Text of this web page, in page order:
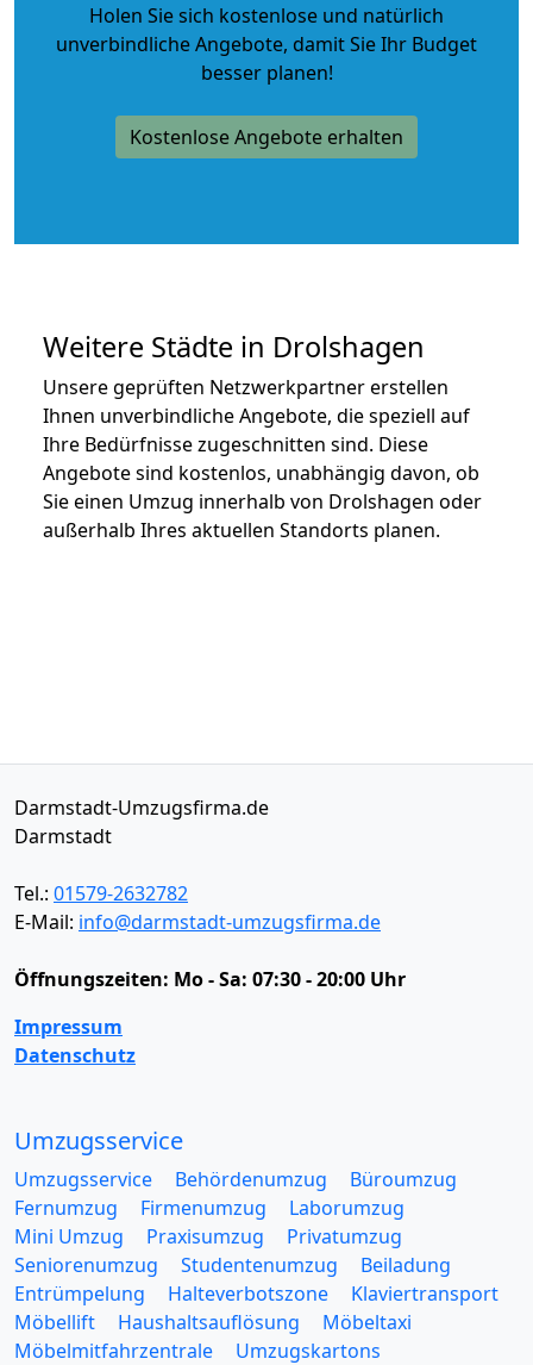
Holen Sie sich kostenlose und natürlich
unverbindliche Angebote, damit Sie Ihr Budget
besser planen!
Kostenlose Angebote erhalten
Weitere Städte in Drolshagen
Unsere geprüften Netzwerkpartner erstellen
Ihnen unverbindliche Angebote, die speziell auf
Ihre Bedürfnisse zugeschnitten sind. Diese
Angebote sind kostenlos, unabhängig davon, ob
Sie einen Umzug innerhalb von Drolshagen oder
außerhalb Ihres aktuellen Standorts planen.
Darmstadt-Umzugsfirma.de
Darmstadt
Tel.: 01579-2632782
E-Mail: info@darmstadt-umzugsfirma.de
Öffnungszeiten: Mo - Sa: 07:30 - 20:00 Uhr
Impressum
Datenschutz
Umzugsservice
Umzugsservice Behördenumzug
Büroumzug
Fernumzug
Firmenumzug
Laborumzug
Mini Umzug
Praxisumzug
Privatumzug
Seniorenumzug
Studentenumzug
Beiladung
Entrümpelung
Halteverbotszone
Klaviertransport
Möbellift
Haushaltsauflösung
Möbeltaxi
Möbelmitfahrzentrale
Umzugskartons